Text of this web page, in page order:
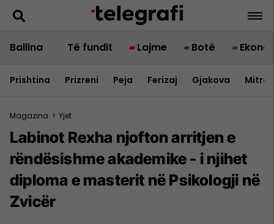
Ballina Të fundit Lajme Botë
Prishtina Prizreni Peja Ferizaj Gjakova
Magazina > Yjet
Labinot Rexha njofton arritjen e
rëndësishme akademike - i njihet
diploma e masterit në Psikologji në
Zvicër